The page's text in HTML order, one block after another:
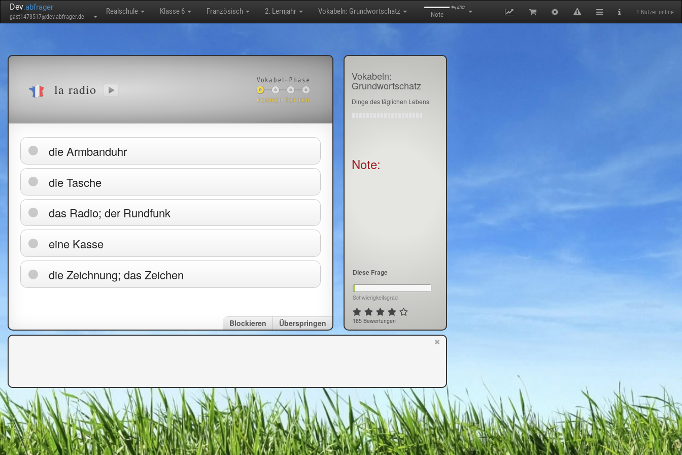
Dev.abfrager
gast1473517@dev.abfrager.de
Realschule Klasse 6 Französisch 2. Lernjahr Vokabeln: Grundwortschatz 4782
Note 1 Nutzer online
la radio
die Armbanduhr
die Tasche
das Radio; der Rundfunk
eine Kasse
die Zeichnung; das Zeichen
Überspringen
Blockieren
Vokabeln:
Grundwortschatz
Dinge des täglichen Lebens
Note:
Diese Frage
Schwierigkeitsgrad
165 Bewertungen